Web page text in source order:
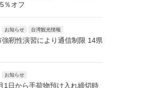
％オフ
お知らせ 台湾観光情報
強靭性演習により通信制限 14県
お知らせ
1日から手荷物預け入れ締切時